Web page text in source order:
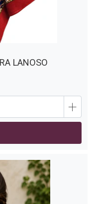
LANOSO
+